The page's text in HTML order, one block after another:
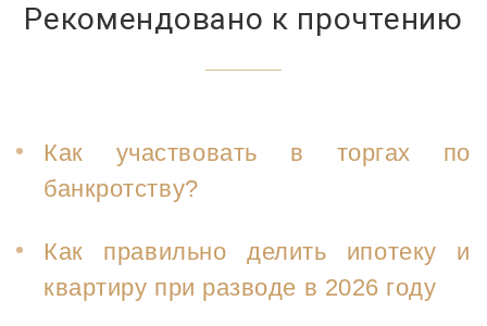
Рекомендовано к прочтению
Как участвовать в торгах по
банкротству?
Как правильно делить ипотеку и
квартиру при разводе в 2026 году